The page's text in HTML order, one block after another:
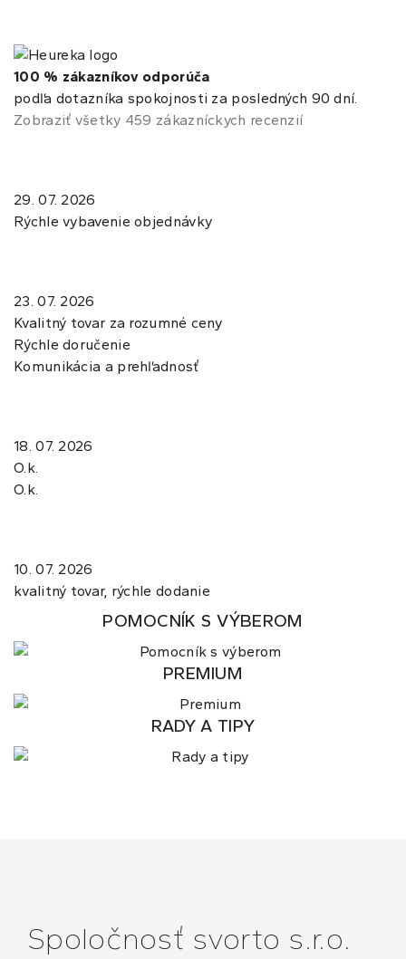
100 % zákazníkov odporúča
podľa dotazníka spokojnosti za posledných 90 dní.
Zobraziť všetky 459 zákazníckych recenzií
29. 07. 2026
Rýchle vybavenie objednávky
23. 07. 2026
Kvalitný tovar za rozumné ceny
Rýchle doručenie
Komunikácia a prehľadnosť
18. 07. 2026
O.k.
O.k.
10. 07. 2026
kvalitný tovar, rýchle dodanie
POMOCNÍK S VÝBEROM
PREMIUM
RADY A TIPY
Spoločnosť svorto s.r.o.